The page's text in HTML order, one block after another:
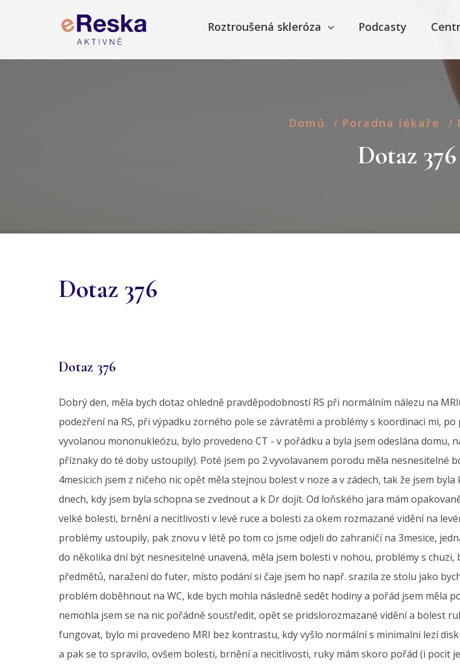
Roztroušená skleróza Podcasty
Domů / Poradna lékaře /
Dotaz 376
Dotaz 376
Dotaz 376
Dobrý den, měla bych dotaz ohledně pravděpodobností RS při normálním nálezu na
podezření na RS, při výpadku zorného pole se závratěmi a problémy s koordinaci mi,
vyvolanou mononukleózu, bylo provedeno CT - v pořádku a byla jsem odeslána domu,
příznaky do té doby ustoupily). Poté jsem po 2.vyvolavanem porodu měla
4mesicich jsem z ničeho nic opět měla stejnou bolest v noze a v zádech, tak že jsem
dnech, kdy jsem byla schopna se zvednout a k Dr dojít. Od loňského jara mám
velké bolesti, brnění a necitlivosti v levé ruce a bolesti za okem rozmazané vidění na
problémy ustoupily, pak znovu v létě po tom co jsme odjeli do zahraničí na 3mesice,
do několika dní být nesnesitelné unavená, měla jsem bolesti v nohou, problémy s
předmětů, naražení do futer, místo podání si čaje jsem ho např. srazila ze stolu jako
problém doběhnout na WC, kde bych mohla následně sedět hodiny a pořád jsem měla
nemohla jsem se na nic pořádně soustředit, opět se pridslorozmazané vidění a bolest
fungovat, bylo mi provedeno MRI bez kontrastu, kdy vyšlo normální s minimalni lezí
a pak se to spravilo, ovšem bolesti, brnění a necitlivosti, ruky mám skoro pořád (i pocit